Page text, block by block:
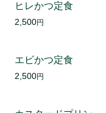
ヒレかつ定食
2,500円
エビかつ定食
2,500円